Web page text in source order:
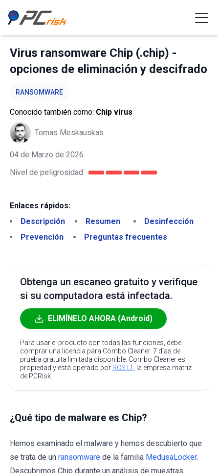
Virus ransomware Chip (.chip) -
opciones de eliminación y descifrado
RANSOMWARE
Conocido también como: Chip virus
Tomas Meskauskas
04 de Marzo de 2026
Nivel de peligrosidad:
Enlaces rápidos:
Descripción
Resumen
Desinfección
Prevención
Preguntas frecuentes
Obtenga un escaneo gratuito y verifique
si su computadora está infectada.
ELIMÍNELO AHORA (Android)
Para usar el producto con todas las funciones, debe
comprar una licencia para Combo Cleaner. 7 días de
prueba gratuita limitada disponible. Combo Cleaner es
propiedad y está operado por RCS LT, la empresa matriz
de PCRisk.
¿Qué tipo de malware es Chip?
Hemos examinado el malware y hemos descubierto que
se trata de un ransomware de la familia MedusaLocker.
Descubrimos Chip durante un análisis de muestras